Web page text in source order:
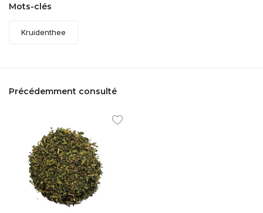
Mots-clés
Kruidenthee
Précédemment consulté